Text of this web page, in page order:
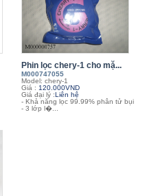
Phin lọc chery-1 cho mặ...
M000747055
Model: chery-1
Giá : 120.000VND
Giá đại lý :Liên hệ
- Khả năng lọc 99.99% phân tử bụi
- 3 lớp l�...